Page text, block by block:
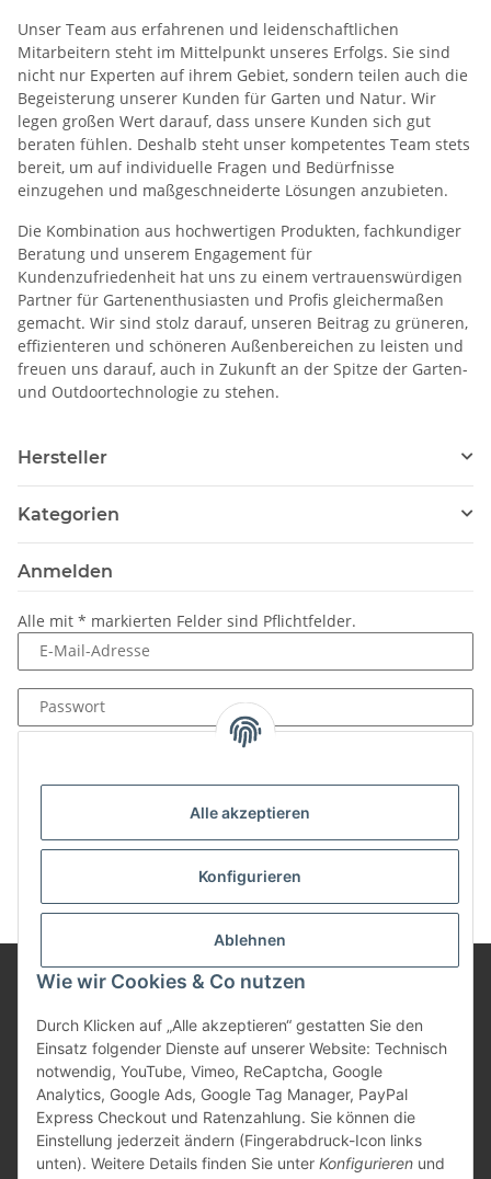
Alle akzeptieren
Konfigurieren
Ablehnen
Wie wir Cookies & Co nutzen
Durch Klicken auf „Alle akzeptieren“ gestatten Sie den
Einsatz folgender Dienste auf unserer Website: Technisch
notwendig, YouTube, Vimeo, ReCaptcha, Google
Analytics, Google Ads, Google Tag Manager, PayPal
Express Checkout und Ratenzahlung. Sie können die
Einstellung jederzeit ändern (Fingerabdruck-Icon links
unten). Weitere Details finden Sie unter Konfigurieren und
Unser Team aus erfahrenen und leidenschaftlichen
Mitarbeitern steht im Mittelpunkt unseres Erfolgs. Sie sind
nicht nur Experten auf ihrem Gebiet, sondern teilen auch die
Begeisterung unserer Kunden für Garten und Natur. Wir
legen großen Wert darauf, dass unsere Kunden sich gut
beraten fühlen. Deshalb steht unser kompetentes Team stets
bereit, um auf individuelle Fragen und Bedürfnisse
einzugehen und maßgeschneiderte Lösungen anzubieten.
Die Kombination aus hochwertigen Produkten, fachkundiger
Beratung und unserem Engagement für
Kundenzufriedenheit hat uns zu einem vertrauenswürdigen
Partner für Gartenenthusiasten und Profis gleichermaßen
gemacht. Wir sind stolz darauf, unseren Beitrag zu grüneren,
effizienteren und schöneren Außenbereichen zu leisten und
freuen uns darauf, auch in Zukunft an der Spitze der Garten-
und Outdoortechnologie zu stehen.
Hersteller
Kategorien
Anmelden
Alle mit * markierten Felder sind Pflichtfelder.
E-Mail-Adresse
Passwort
Neu hier?Jetzt registrieren!
Informationen
Gesetzliche Informationen
Vertrag widerrufen